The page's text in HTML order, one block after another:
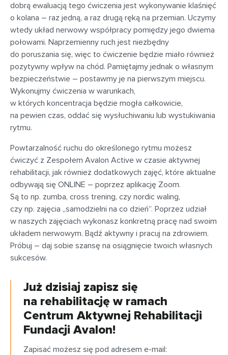
dobrą ewaluacją tego ćwiczenia jest wykonywanie klaśnięć
o kolana – raz jedną, a raz drugą ręką na przemian. Uczymy
wtedy układ nerwowy współpracy pomiędzy jego dwiema
połowami. Naprzemienny ruch jest niezbędny
do poruszania się, więc to ćwiczenie będzie miało również
pozytywny wpływ na chód. Pamiętajmy jednak o własnym
bezpieczeństwie – postawmy je na pierwszym miejscu.
Wykonujmy ćwiczenia w warunkach,
w których koncentracja będzie mogła całkowicie,
na pewien czas, oddać się wysłuchiwaniu lub wystukiwania
rytmu.
Powtarzalność ruchu do określonego rytmu możesz
ćwiczyć z Zespołem Avalon Active w czasie aktywnej
rehabilitacji, jak również dodatkowych zajęć, które aktualne
odbywają się ONLINE – poprzez aplikację Zoom.
Są to np. zumba, cross trening, czy nordic waling,
czy np. zajęcia „samodzielni na co dzień”. Poprzez udział
w naszych zajęciach wykonasz konkretną pracę nad swoim
układem nerwowym. Bądź aktywny i pracuj na zdrowiem.
Próbuj – daj sobie szansę na osiągnięcie twoich własnych
sukcesów.
Już dzisiaj zapisz się
na rehabilitację w ramach
Centrum Aktywnej Rehabilitacji
Fundacji Avalon!
Zapisać możesz się pod adresem e-mail: